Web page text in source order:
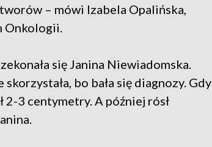
– mówi Izabela Opalińska,
Onkologii.
się Janina Niewiadomska.
bo bała się diagnozy. Gdy
2-3 centymetry. A później rósł